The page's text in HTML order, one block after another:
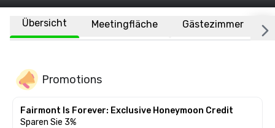
Übersicht Meetingfläche Gästezimmer
Promotions
Fairmont Is Forever: Exclusive Honeymoon Credit
Sparen Sie 3%